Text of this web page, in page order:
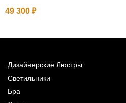
49 300
Дизайнерские Люстры
Светильники
Бра